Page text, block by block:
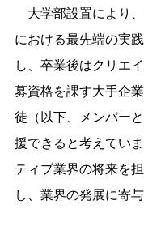
大学部設置により
における最先端の実
し、卒業後はクリエ
募資格を課す大手企
徒（以下、メンバー
援できると考えてい
ティブ業界の将来を
し、業界の発展に寄与